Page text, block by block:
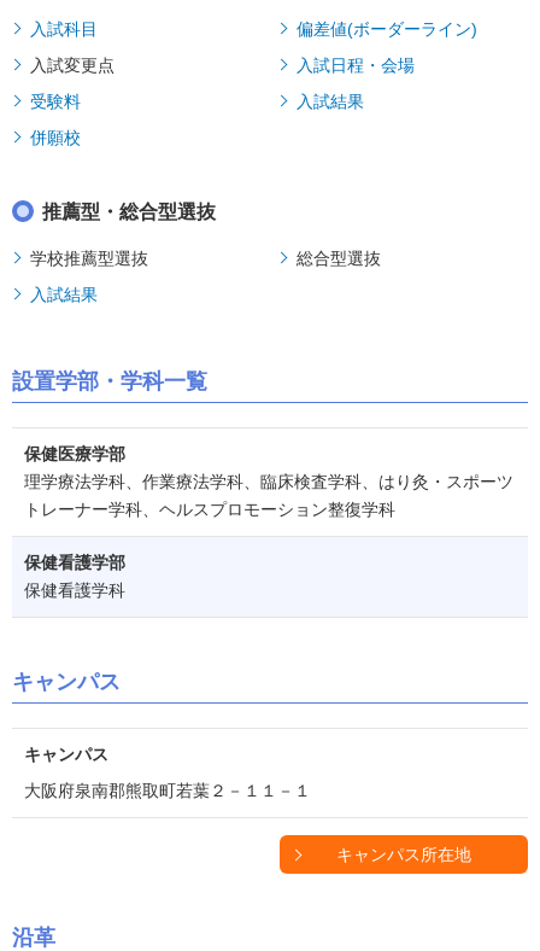
入試科目
偏差値(ボーダーライン)
入試変更点
入試日程・会場
受験料
入試結果
併願校
推薦型・総合型選抜
学校推薦型選抜
総合型選抜
入試結果
設置学部・学科一覧
保健医療学部
理学療法学科、作業療法学科、臨床検査学科、はり灸・スポーツ
トレーナー学科、ヘルスプロモーション整復学科
保健看護学部
保健看護学科
キャンパス
キャンパス
大阪府泉南郡熊取町若葉２－１１－１
キャンパス所在地
沿革